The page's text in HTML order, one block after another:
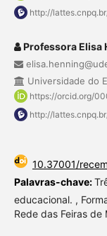
http://
Professora Elisa
Universidade do
https://orcid.org/
http://
10.37001/
Palavras-chave:
educacional. ,
Rede das Feiras de